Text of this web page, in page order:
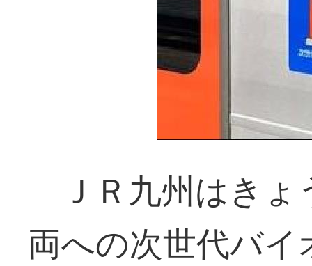
ＪＲ九州はきょ
両への次世代バ